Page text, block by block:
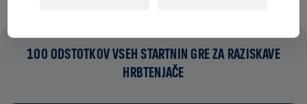
100 ODSTOTKOV VSEH STARTNIN GRE ZA RAZISKAVE
HRBTENJAČE